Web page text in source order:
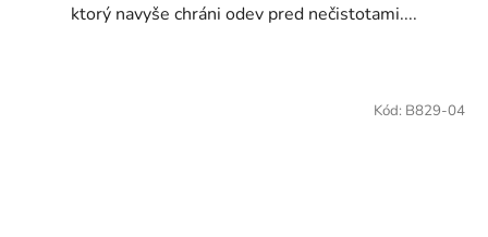
ktorý navyše chráni odev pred nečistotami....
Kód: B829-04